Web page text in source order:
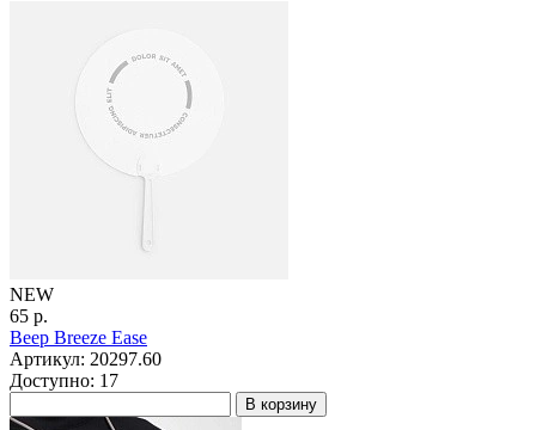
NEW
65 р.
Веер Breeze Ease
Артикул: 20297.60
Доступно: 17
В корзину